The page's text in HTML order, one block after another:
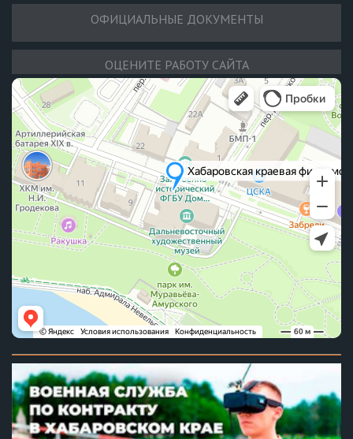
ОФИЦИАЛЬНЫЕ ДОКУМЕНТЫ
ОЦЕНИТЕ РАБОТУ САЙТА